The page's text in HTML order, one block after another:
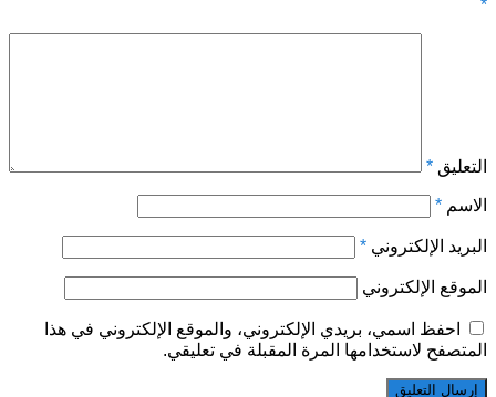
*
التعليق *
الاسم *
البريد الإلكتروني *
الموقع الإلكتروني
احفظ اسمي، بريدي الإلكتروني، والموقع الإلكتروني في هذا
المتصفح لاستخدامها المرة المقبلة في تعليقي.